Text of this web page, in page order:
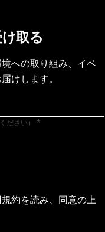
取る
への取り組み、イベ
けします。
ださい）
約を読み、同意の上